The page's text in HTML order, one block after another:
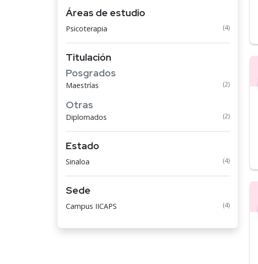
Áreas de estudio
Psicoterapia (4)
Titulación
Posgrados
Maestrías (2)
Otras
Diplomados (2)
Estado
Sinaloa (4)
Sede
Campus IICAPS (4)